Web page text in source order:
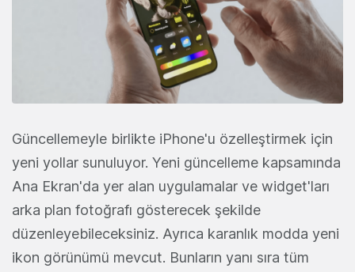
Güncellemeyle birlikte iPhone'u özelleştirmek için
yeni yollar sunuluyor. Yeni güncelleme kapsamında
Ana Ekran'da yer alan uygulamalar ve widget'ları
arka plan fotoğrafı gösterecek şekilde
düzenleyebileceksiniz. Ayrıca karanlık modda yeni
ikon görünümü mevcut. Bunların yanı sıra tüm